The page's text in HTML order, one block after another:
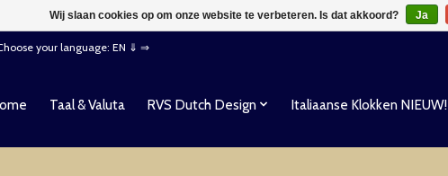
your language: EN ⇓ ⇒
Taal & Valuta RVS Dutch Design Italiaanse Klokken NIEUW!
Wij slaan cookies op om onze website te verbeteren. Is dat akkoord? Ja